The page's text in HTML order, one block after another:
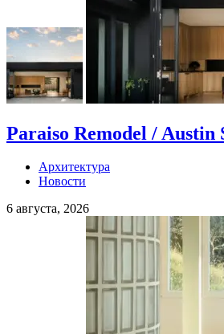
Paraiso Remodel / Austin
Архитектура
Новости
6 августа, 2026